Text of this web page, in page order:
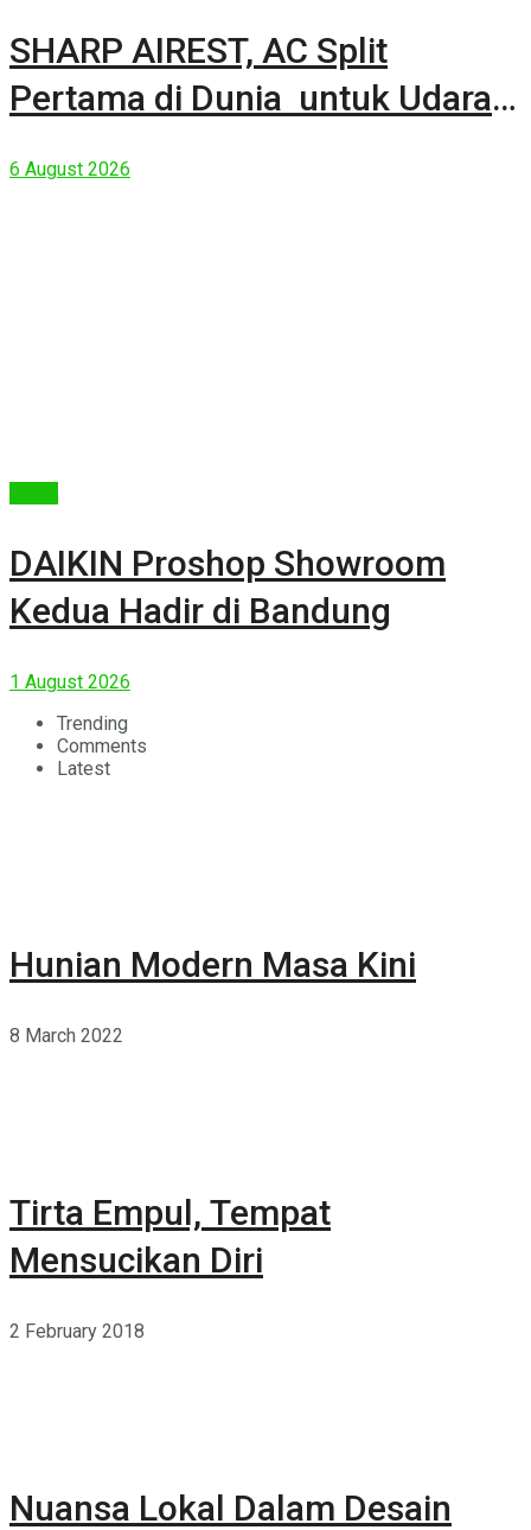
SHARP AIREST, AC Split
Pertama di Dunia untuk Udara
6 August 2026
DAIKIN Proshop Showroom
Kedua Hadir di Bandung
1 August 2026
Trending
Comments
Latest
Hunian Modern Masa Kini
8 March 2022
Tirta Empul, Tempat
Mensucikan Diri
2 February 2018
Nuansa Lokal Dalam Desain